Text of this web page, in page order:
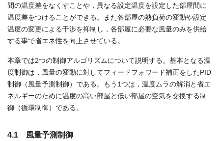
間の温度差をなくすことや，異なる設定温度を設定した部屋間に
温度差をつけることができる。また各部屋の熱負荷の変動や設定
温度の変更による干渉を抑制し，各部屋に必要な風量のみを供給
する事で省エネ性を向上させている。
本章では2つの制御アルゴリズムについて説明する。基本となる温
度制御は，風量の変動に対してフィードフォワード補正をしたPID
制御（風量予測制御）である。もう1つは，温度ムラの解消と省エ
ネルギーのために温度の高い部屋と低い部屋の空気を交換する制
御（循環制御）である。
4.1 風量予測制御